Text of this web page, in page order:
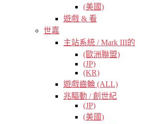
(美國)
遊戲 & 看
世嘉
主站系統 / Mark III的
(歐洲聯盟)
(JP)
(KR)
遊戲齒輪 (ALL)
兆驅動 / 創世紀
(JP)
(美國)